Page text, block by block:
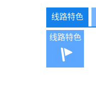
线路特色
线路特色